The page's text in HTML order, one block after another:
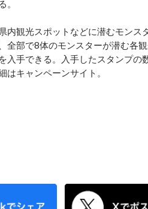
。
内観光スポットなどに潜むモンス
全部で8体のモンスターが潜む各
入手できる。入手したスタンプ
はキャンペーンサイト。